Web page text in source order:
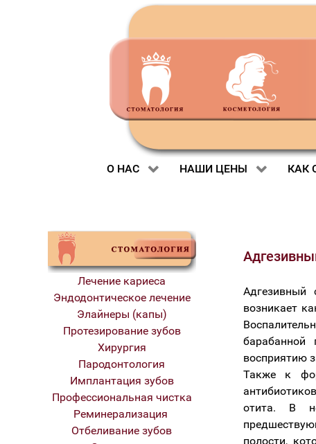
О НАС НАШИ ЦЕНЫ КАК
Лечение кариеса
Эндодонтическое лечение
Элайнеры (капы)
Протезирование зубов
Хирургия
Пародонтология
Имплантация зубов
Профессиональная чистка
Реминерализация
Отбеливание зубов
Адгезивный
возникает
восприятию
Также к
отита. В
полости,